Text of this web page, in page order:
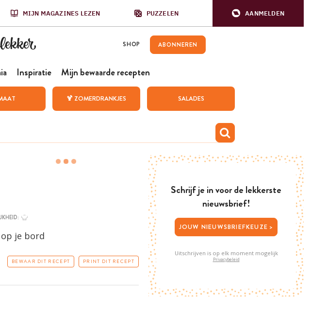
MIJN MAGAZINES LEZEN PUZZELEN AANMELDEN
SHOP ABONNEREN
Inspiratie Mijn bewaarde recepten
🍹 ZOMERDRANKJES SALADES
je bord
BEWAAR DIT RECEPT PRINT DIT RECEPT
Schrijf je in voor de lekkerste
nieuwsbrief!
JOUW NIEUWSBRIEFKEUZE >
Uitschrijven is op elk moment mogelijk
Privacybeleid